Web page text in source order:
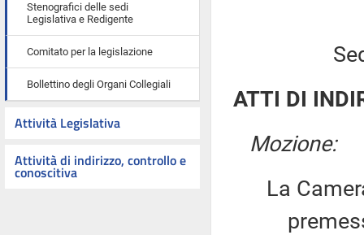
Stenografici delle sedi
Legislativa e Redigente
Comitato per la legislazione
Bollettino degli Organi Collegiali
Attività Legislativa
Attività di indirizzo, controllo e
conoscitiva
ATTI DI
Mozione:
La